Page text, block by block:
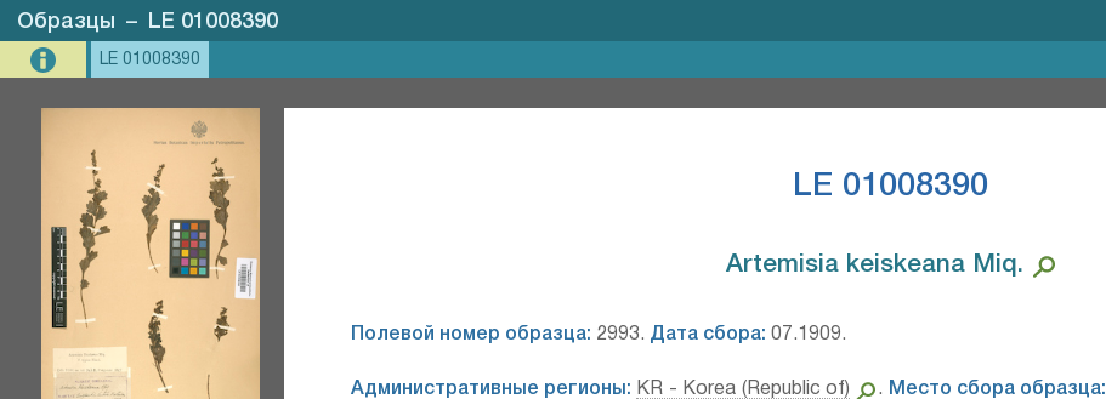
Образцы – LE 01008390
LE 01008390
LE 01008390
Artemisia keiskeana Miq.⁣
Полевой номер образца: 2993. Дата сбора: 07.1909.
Административные регионы: KR - Korea (Republic of) . Место сбора образца: